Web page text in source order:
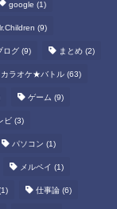
google (1)
(9)
ログ (9) まとめ (2)
カラオケ★バトル (63)
ゲーム (9)
ビ (3)
パソコン (1)
メルペイ (1)
仕事論 (6)